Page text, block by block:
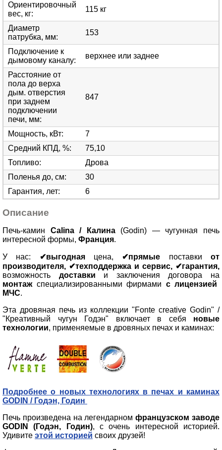
Ориентировочный
вес, кг:
115 кг
Диаметр
патрубка, мм:
153
Подключение к
дымовому каналу:
верхнее или заднее
Расстояние от
пола до верха
дым. отверстия
при заднем
подключении
печи, мм:
847
Мощность, кВт:
7
Средний КПД, %:
75,10
Топливо:
Дрова
Поленья до, см:
30
Гарантия, лет: 6
Описание
Печь-камин Calina / Калина (Godin) —чугунная печь
интересной формы, Франция.
У нас: ✔выгоднаяцена, ✔прямые поставкиот
производителя, ✔техподдержка и сервис, ✔гарантия,
возможность доставки и заключения договора на
монтажспециализированными фирмами с лицензией
МЧС.
Эта дровяная печь из коллекции "Fonte creative Godin" /
"Креативный чугун Годэн" включает в себя новые
технологии, применяемые в дровяных печах и каминах:
Подробнее о новых технологиях в печах и каминах
GODIN / Годэн, Годин
Печь произведена на легендарномфранцузском заводе
GODIN (Годэн, Годин), с очень интересной историей.
Удивите этой историей своих друзей!